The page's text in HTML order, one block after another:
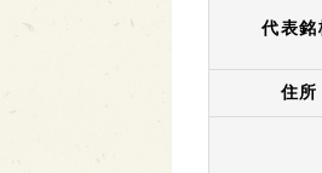
代表銘
住所